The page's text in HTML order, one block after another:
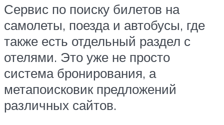
Сервис по поиску билетов на
самолеты, поезда и автобусы, где
также есть отдельный раздел с
отелями. Это уже не просто
система бронирования, а
метапоисковик предложений
различных сайтов.